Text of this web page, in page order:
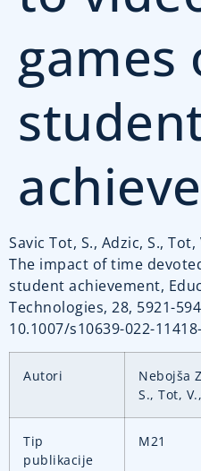
games
Savic Tot, S., Adzic, S.,
The impact of time
student achievement,
Technologies, 28, 5921-
10.1007/s10639-022-
Autori
Nebojša
S., Tot,
Tip
publikacije
M21